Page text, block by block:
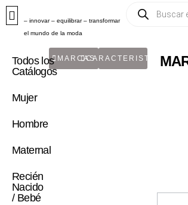
– innovar – equilibrar – transformar
el mundo de la moda
Todos los
Catálogos
Mujer
Hombre
Maternal
Recién
Nacido
/ Bebé
MARCASCARACTERISTICA